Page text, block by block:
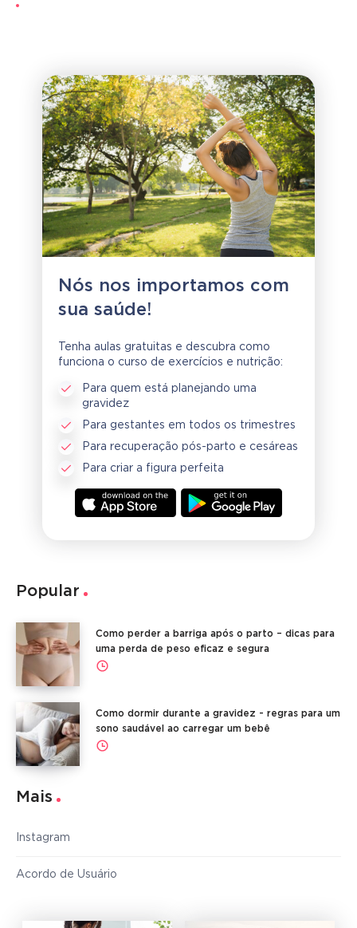
Nós nos importamos com
sua saúde!
Tenha aulas gratuitas e descubra como
funciona o curso de exercícios e nutrição:
Para quem está planejando uma
gravidez
Para gestantes em todos os trimestres
Para recuperação pós-parto e cesáreas
Para criar a figura perfeita
Popular
Como perder a barriga após o parto – dicas para
uma perda de peso eficaz e segura
Como dormir durante a gravidez - regras para um
sono saudável ao carregar um bebê
Mais
Instagram
Acordo de Usuário